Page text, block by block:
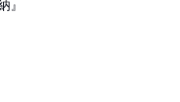
』